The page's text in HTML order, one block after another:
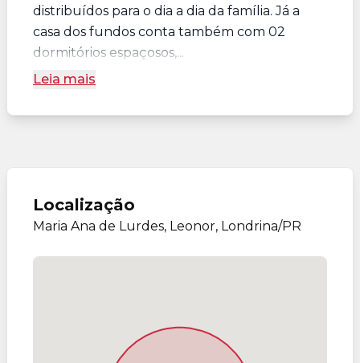
distribuídos para o dia a dia da família. Já a
casa dos fundos conta também com 02
dormitórios espaçosos,...
Leia mais
Localização
Maria Ana de Lurdes, Leonor, Londrina/PR